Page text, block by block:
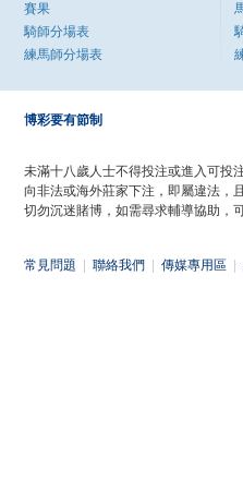
賽果
騎師分場表
練馬師分場表
博彩要有節制
未滿十八歲人士不得投注或進入可投
向非法或海外莊家下注，即屬違法，
切勿沉迷賭博，如需尋求輔導協助，
常見問題 聯絡我們 傳媒專用區